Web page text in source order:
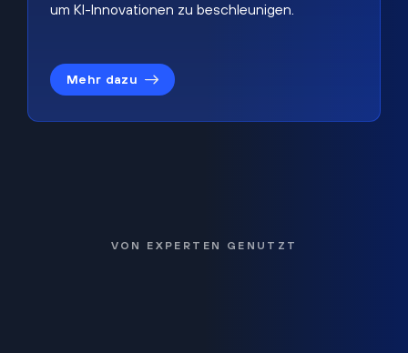
um KI-Innovationen zu beschleunigen.
Mehr dazu
VON EXPERTEN GENUTZT